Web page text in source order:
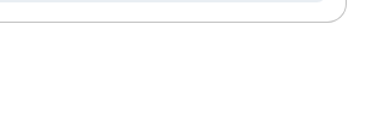
10 дней на апеляцию, это он